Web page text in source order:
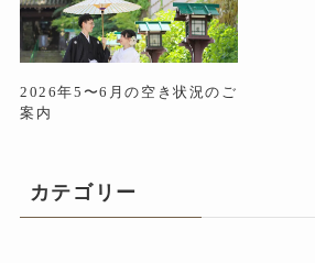
2026年5〜6月の空き状況のご
案内
カテゴリー